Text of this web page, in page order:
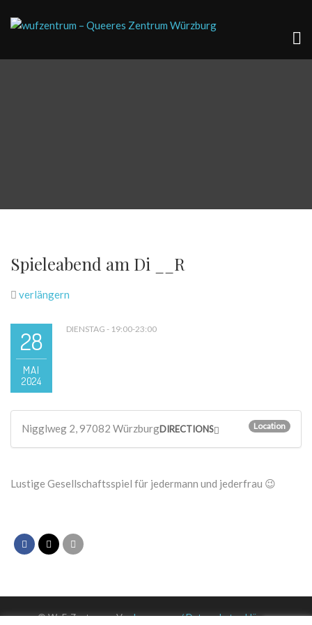
Spieleabend am Di __R
verlängern
28
MAI
2024
DIENSTAG - 19:00-23:00
Nigglweg 2, 97082 Würzburg Location
DIRECTIONS
Lustige Gesellschaftsspiel für jedermann und jederfrau 😉
© WuF-Zentrum e. V. –Impressum / Datenschutzerklärung